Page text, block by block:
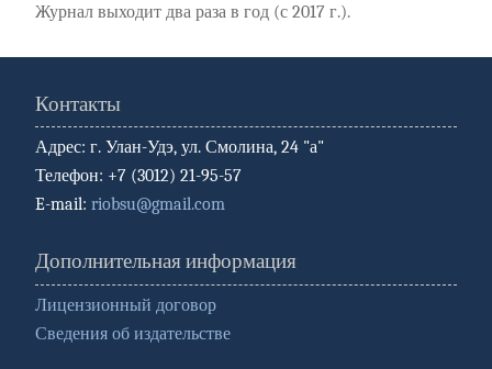
Журнал выходит два раза в год (с 2017 г.).
Контакты
Адрес: г. Улан-Удэ, ул. Смолина, 24 "а"
Телефон: +7 (3012) 21-95-57
E-mail: riobsu@gmail.com
Дополнительная информация
Лицензионный договор
Сведения об издательстве